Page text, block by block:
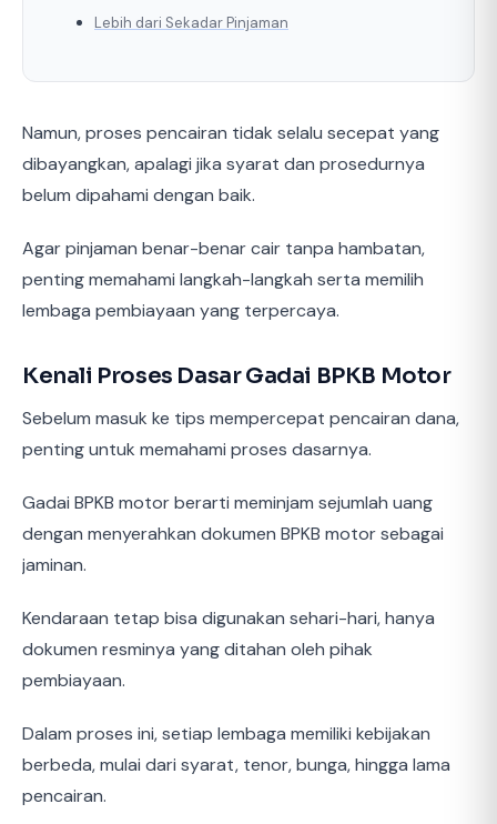
Lebih dari Sekadar Pinjaman
Namun, proses pencairan tidak selalu secepat yang
dibayangkan, apalagi jika syarat dan prosedurnya
belum dipahami dengan baik.
Agar pinjaman benar-benar cair tanpa hambatan,
penting memahami langkah-langkah serta memilih
lembaga pembiayaan yang terpercaya.
Kenali Proses Dasar Gadai BPKB Motor
Sebelum masuk ke tips mempercepat pencairan dana,
penting untuk memahami proses dasarnya.
Gadai BPKB motor berarti meminjam sejumlah uang
dengan menyerahkan dokumen BPKB motor sebagai
jaminan.
Kendaraan tetap bisa digunakan sehari-hari, hanya
dokumen resminya yang ditahan oleh pihak
pembiayaan.
Dalam proses ini, setiap lembaga memiliki kebijakan
berbeda, mulai dari syarat, tenor, bunga, hingga lama
pencairan.